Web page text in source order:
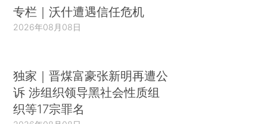
专栏｜沃什遭遇信任危机
2026年08月08日
独家｜晋煤富豪张新明再遭公
诉 涉组织领导黑社会性质组
织等17宗罪名